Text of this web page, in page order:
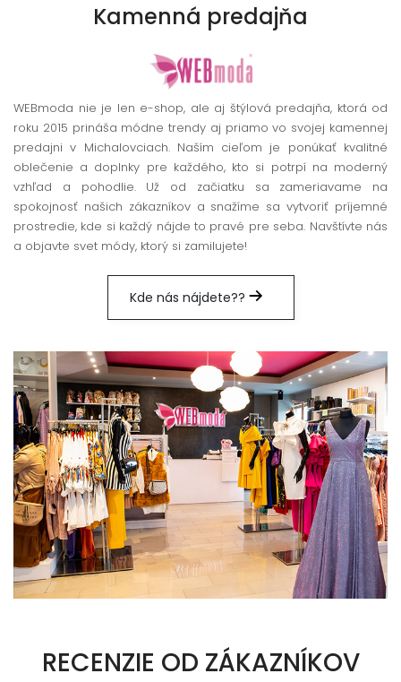
Kamenná predajňa
WEBmoda nie je len e-shop, ale aj štýlová predajňa, ktorá od
roku 2015 prináša módne trendy aj priamo vo svojej kamennej
predajni v Michalovciach. Naším cieľom je ponúkať kvalitné
oblečenie a doplnky pre každého, kto si potrpí na moderný
vzhľad a pohodlie. Už od začiatku sa zameriavame na
spokojnosť našich zákazníkov a snažíme sa vytvoriť príjemné
prostredie, kde si každý nájde to pravé pre seba. Navštívte nás
a objavte svet módy, ktorý si zamilujete!
Kde nás nájdete??
RECENZIE OD ZÁKAZNÍKOV